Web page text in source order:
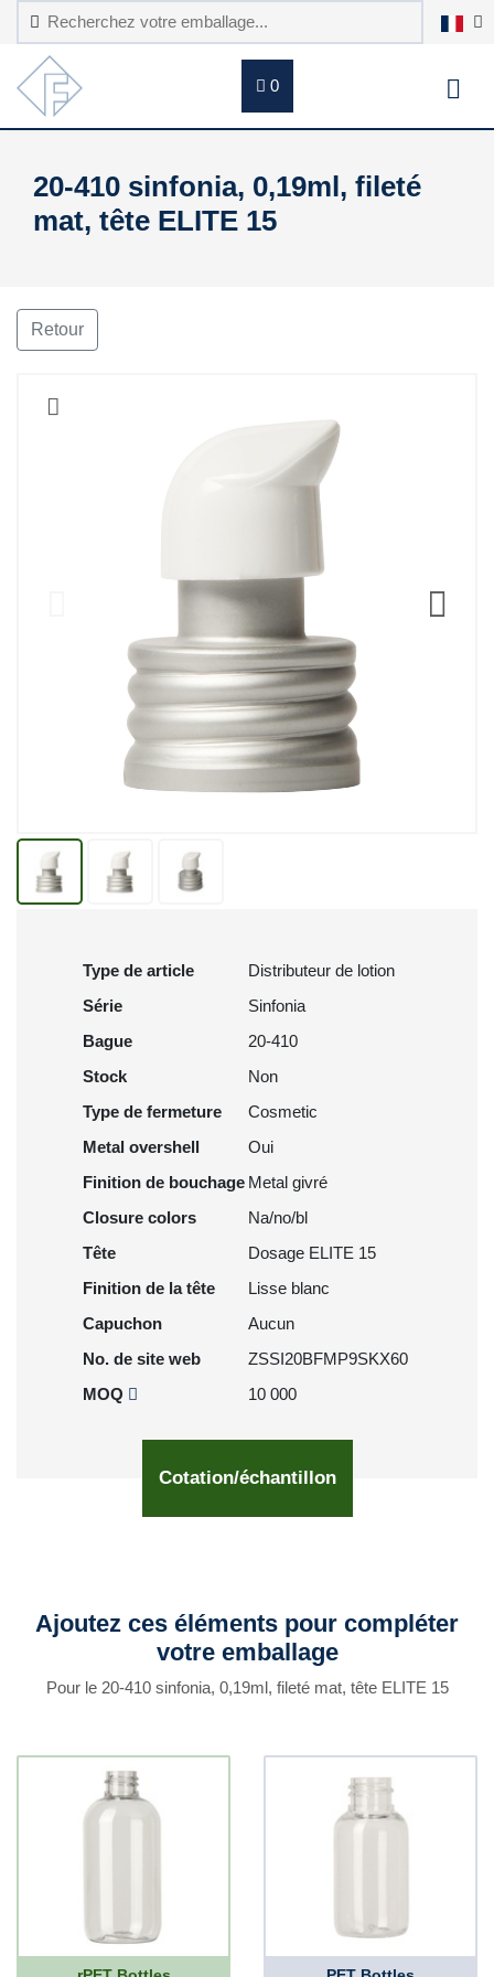
0
20-410 sinfonia, 0,19ml, fileté
mat, tête ELITE 15
Retour
Type de article
Distributeur de lotion
Série
Sinfonia
Bague
20-410
Stock
Non
Type de fermeture
Cosmetic
Metal overshell
Oui
Finition de bouchage Metal givré
Closure colors
Na/no/bl
Tête
Dosage ELITE 15
Finition de la tête
Lisse blanc
Capuchon
Aucun
No. de site web
ZSSI20BFMP9SKX60
MOQ
10 000
Cotation/échantillon
Ajoutez ces éléments pour compléter
votre emballage
Pour le 20-410 sinfonia, 0,19ml, fileté mat, tête ELITE 15